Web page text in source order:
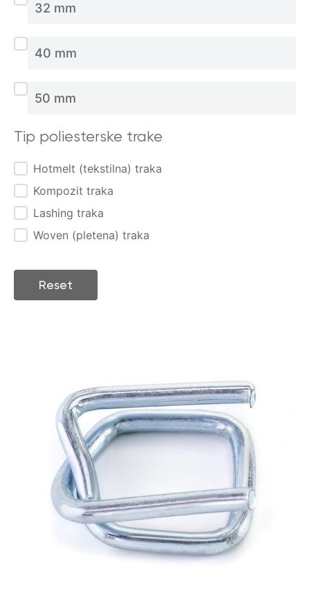
32 mm
40 mm
50 mm
Tip poliesterske trake
Tip poliesterske trake
Hotmelt (tekstilna) traka
Kompozit traka
Lashing traka
Woven (pletena) traka
Reset